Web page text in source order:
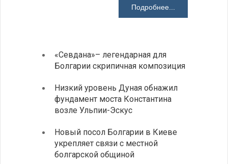
Подробнее...
«Севдана»– легендарная для
Болгарии скрипичная композиция
Низкий уровень Дуная обнажил
фундамент моста Константина
возле Ульпии-Эскус
Новый посол Болгарии в Киеве
укрепляет связи с местной
болгарской общиной